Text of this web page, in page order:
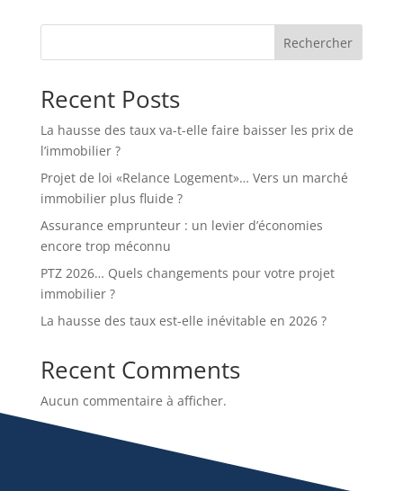
Rechercher
Recent Posts
La hausse des taux va-t-elle faire baisser les prix de
l’immobilier ?
Projet de loi «Relance Logement»… Vers un marché
immobilier plus fluide ?
Assurance emprunteur : un levier d’économies
encore trop méconnu
PTZ 2026… Quels changements pour votre projet
immobilier ?
La hausse des taux est-elle inévitable en 2026 ?
Recent Comments
Aucun commentaire à afficher.